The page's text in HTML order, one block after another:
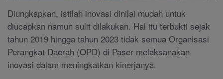
Diungkapkan, istilah inovasi dinilai mudah untuk
diucapkan namun sulit dilakukan. Hal itu terbukti sejak
tahun 2019 hingga tahun 2023 tidak semua Organisasi
Perangkat Daerah (OPD) di Paser melaksanakan
inovasi dalam meningkatkan kinerjanya.